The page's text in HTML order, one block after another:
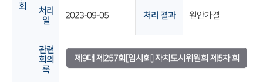
회
처리
일
2023-09-05 처리 결과 원안가결
관련
회의
록
제9대 제257회[임시회] 자치도시위원회 제5차 회